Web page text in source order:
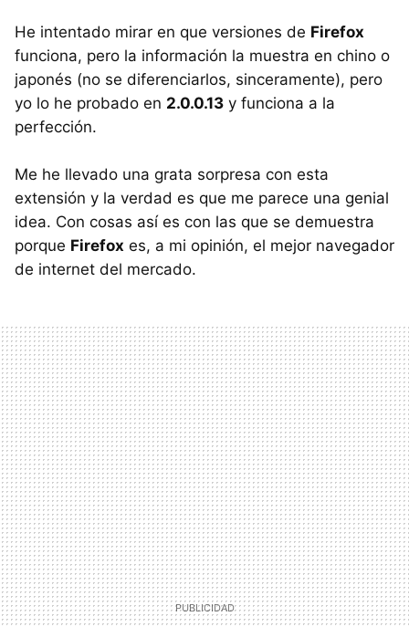
He intentado mirar en que versiones de Firefox
funciona, pero la información la muestra en chino o
japonés (no se diferenciarlos, sinceramente), pero
yo lo he probado en 2.0.0.13 y funciona a la
perfección.
Me he llevado una grata sorpresa con esta
extensión y la verdad es que me parece una genial
idea. Con cosas así es con las que se demuestra
porque Firefox es, a mi opinión, el mejor navegador
de internet del mercado.